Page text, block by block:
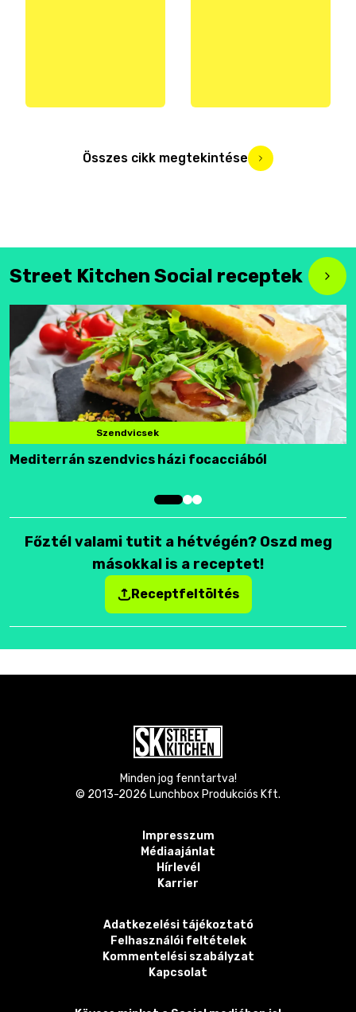
Összes cikk megtekintése
Street Kitchen Social receptek
Szendvicsek
Mediterrán szendvics házi focacciából
Főztél valami tutit a hétvégén? Oszd meg
másokkal is a receptet!
Receptfeltöltés
Minden jog fenntartva!
© 2013-2026 Lunchbox Produkciós Kft.
Impresszum
Médiaajánlat
Hírlevél
Karrier
Adatkezelési tájékoztató
Felhasználói feltételek
Kommentelési szabályzat
Kapcsolat